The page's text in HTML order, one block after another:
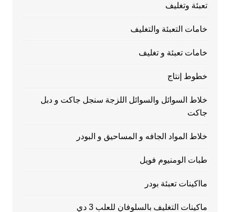
تعبئة وتغليف
خامات التعبئة والتغليف
خامات تعبئة و تغليف
خطوط إنتاج
خلاط السوائل والسوائل اللزجة سنجل جاكت و دبل
جاكت
خلاط المواد الجافه و المساحيق و البودر
طبات الومنيوم فويل
مااكينات تعبئة بودر
ماكينات التغليف بالسلوفان للعلب 3 دي